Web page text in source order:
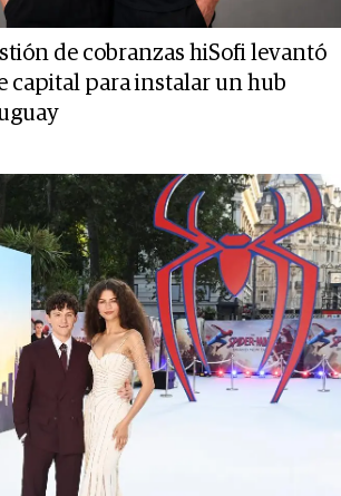
de cobranzas hiSofi levantó
capital para instalar un hub